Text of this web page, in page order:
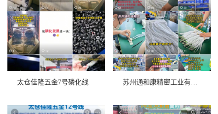
太仓佳隆五金7号磷化线 苏州通和康精密工业有限公司